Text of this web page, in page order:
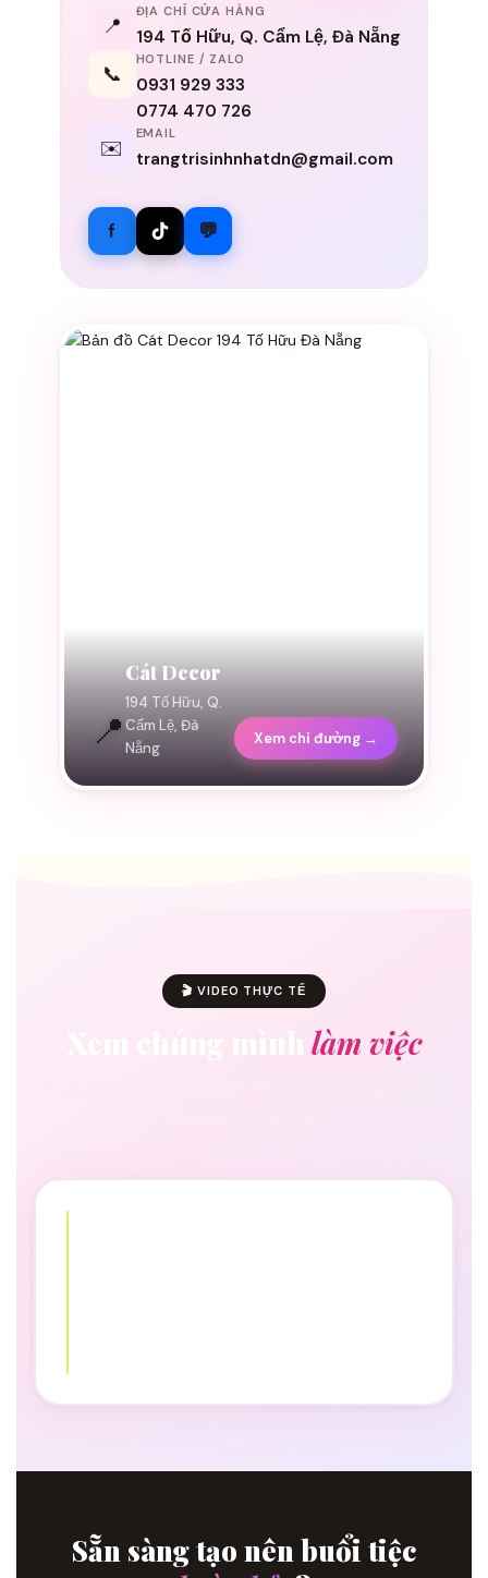
📍
ĐỊA CHỈ CỬA HÀNG
194 Tố Hữu, Q. Cẩm Lệ, Đà Nẵng
📞
HOTLINE / ZALO
0931 929 333
0774 470 726
✉️
EMAIL
trangtrisinhnhatdn@gmail.com
f 💬
📍
Cát Decor
194 Tố Hữu, Q.
Cẩm Lệ, Đà
Nẵng
Xem chỉ đường →
🎬 VIDEO THỰC TẾ
Xem chúng mình làm việc
Sẵn sàng tạo nên buổi tiệc